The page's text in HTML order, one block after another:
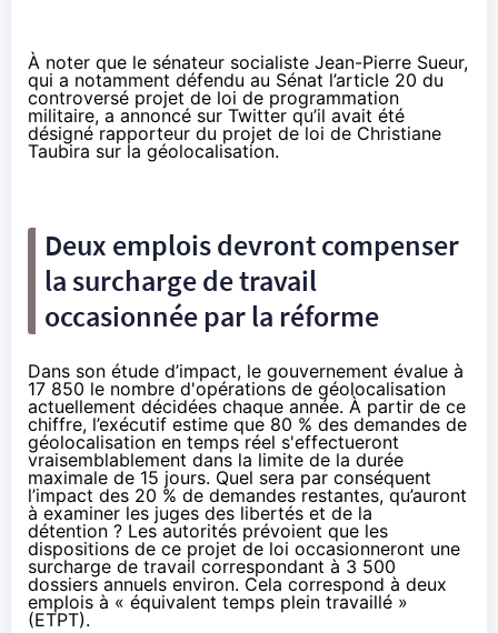
À noter que le sénateur socialiste Jean-Pierre Sueur,
qui a notamment défendu au Sénat l’article 20 du
controversé projet de loi de programmation
militaire, a annoncé sur Twitter qu’il avait été
désigné rapporteur du projet de loi de Christiane
Taubira sur la géolocalisation.
Deux emplois devront compenser
la surcharge de travail
occasionnée par la réforme
Dans son étude d’impact, le gouvernement évalue à
17 850 le nombre d'opérations de géolocalisation
actuellement décidées chaque année. À partir de ce
chiffre, l’exécutif estime que 80 % des demandes de
géolocalisation en temps réel s'effectueront
vraisemblablement dans la limite de la durée
maximale de 15 jours. Quel sera par conséquent
l’impact des 20 % de demandes restantes, qu’auront
à examiner les juges des libertés et de la
détention ? Les autorités prévoient que les
dispositions de ce projet de loi occasionneront une
surcharge de travail correspondant à 3 500
dossiers annuels environ. Cela correspond à deux
emplois à « équivalent temps plein travaillé »
(ETPT).